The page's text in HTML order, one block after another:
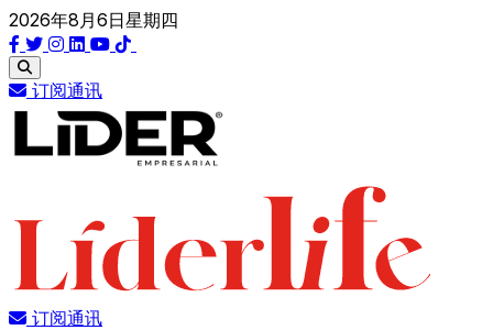
2026年8月6日星期四
订阅通讯
订阅通讯